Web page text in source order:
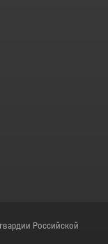
Российской